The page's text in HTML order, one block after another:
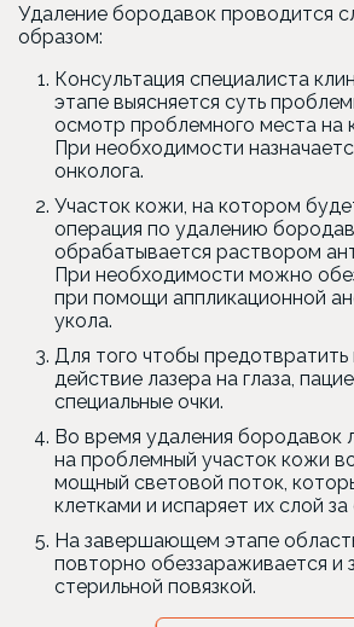
Удаление бородавок проводится
образом:
Консультация специалиста
этапе выясняется суть
осмотр проблемного места на
При необходимости
онколога.
Участок кожи, на котором
операция по удалению
обрабатывается раствором
При необходимости можно
при помощи аппликационной
укола.
Для того чтобы предотвратить
действие лазера на глаза,
специальные очки.
Во время удаления бородавок
на проблемный участок кожи
мощный световой поток,
клетками и испаряет их слой за
На завершающем этапе
повторно обеззараживается и
стерильной повязкой.